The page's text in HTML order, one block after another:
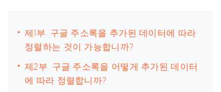
제1부. 구글 주소록을 추가된 데이터에 따라
정렬하는 것이 가능합니까?
제2부. 구글 주소록을 어떻게 추가된 데이터
에 따라 정렬합니까?